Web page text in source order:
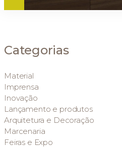
Categorias
Material
Imprensa
Inovação
Lançamento e produtos
Arquitetura e Decoração
Marcenaria
Feiras e Expo